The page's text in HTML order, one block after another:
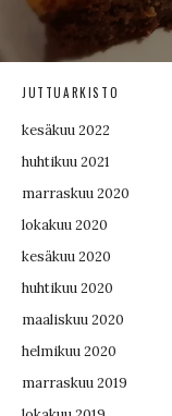
JUTTUARKISTO
kesäkuu 2022
huhtikuu 2021
marraskuu 2020
lokakuu 2020
kesäkuu 2020
huhtikuu 2020
maaliskuu 2020
helmikuu 2020
marraskuu 2019